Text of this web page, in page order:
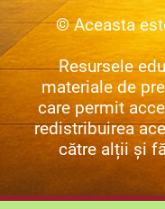
© Aceasta
Resursele
materiale de
care permit
redistribuirea
către alții și